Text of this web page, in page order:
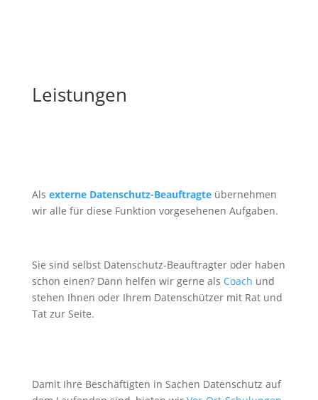
Leistungen
Als externe Datenschutz-Beauftragteübernehmen
wir alle für diese Funktion vorgesehenen Aufgaben.
Sie sind selbst Datenschutz-Beauftragter oder haben
schon einen? Dann helfen wir gerne als Coach und
stehen Ihnen oder Ihrem Datenschützer mit Rat und
Tat zur Seite.
Damit Ihre Beschäftigten in Sachen Datenschutz auf